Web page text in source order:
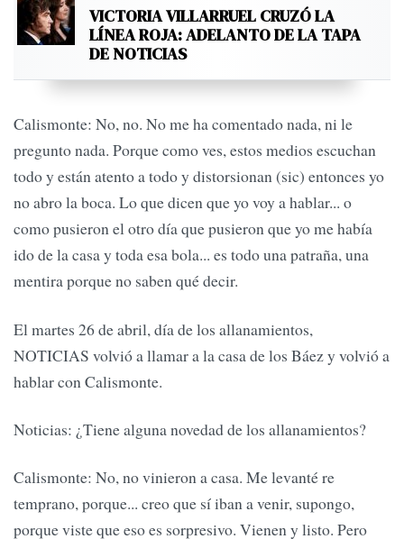
VICTORIA VILLARRUEL CRUZÓ LA
LÍNEA ROJA: ADELANTO DE LA TAPA
DE NOTICIAS
Calismonte: No, no. No me ha comentado nada, ni le
pregunto nada. Porque como ves, estos medios escuchan
todo y están atento a todo y distorsionan (sic) entonces yo
no abro la boca. Lo que dicen que yo voy a hablar... o
como pusieron el otro día que pusieron que yo me había
ido de la casa y toda esa bola... es todo una patraña, una
mentira porque no saben qué decir.
El martes 26 de abril, día de los allanamientos,
NOTICIAS volvió a llamar a la casa de los Báez y volvió a
hablar con Calismonte.
Noticias: ¿Tiene alguna novedad de los allanamientos?
Calismonte: No, no vinieron a casa. Me levanté re
temprano, porque... creo que sí iban a venir, supongo,
porque viste que eso es sorpresivo. Vienen y listo. Pero